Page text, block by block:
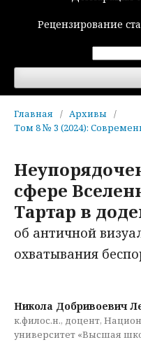
Рецензирование
Главная / Архивы
/
Том 8 № 3 (2024):
сфере
Тартар в
об античной
охватывания
Никола Добривоевич
к.филос.н., доцент,
университет «Высшая